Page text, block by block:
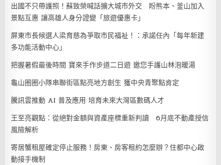
出國不只帶護照！蘇致榮喊話擴大城市外交 盼熊本、釜山加入
景點互惠 讓高雄人身分證變「旅遊優惠卡」
屏東市長候選人梁育慈為爭取市民福祉！：承諾任內「每年新建
多功能活動中心」
把握暑假最後時間 寶來手作步道二日遊 邀您手護山林泡暖湯
龜山圈圈小隊串聯街區點亮地方創生 獲中央青聚點肯定
騰訊雲推動 AI 普及應用 培育未來大灣區數碼人才
王至亮觀點：從絕對金額與資產座標重新判讀 6月底不動產授信
風險解析
寄居蟹租屋確定停止服務！房東、房客租約怎麼辦？住都中心啟
動接手機制